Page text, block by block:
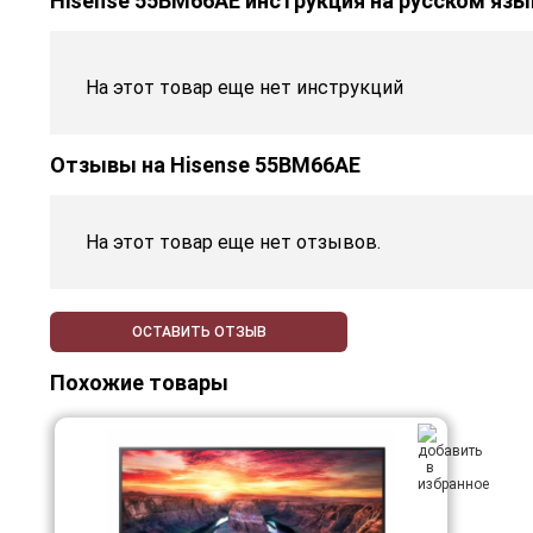
На этот товар еще нет инструкций
Отзывы на Hisense 55BM66AE
На этот товар еще нет отзывов.
ОСТАВИТЬ ОТЗЫВ
Похожие товары